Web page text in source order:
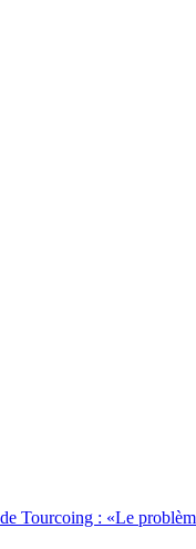
Tourcoing : «Le